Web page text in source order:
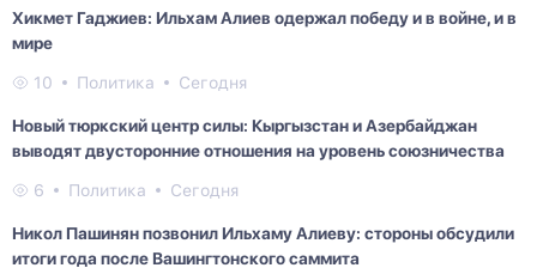
Хикмет Гаджиев: Ильхам Алиев одержал победу и в войне, и в
мире
10 Политика Сегодня
Новый тюркский центр силы: Кыргызстан и Азербайджан
выводят двусторонние отношения на уровень союзничества
6 Политика Сегодня
Никол Пашинян позвонил Ильхаму Алиеву: стороны обсудили
итоги года после Вашингтонского саммита